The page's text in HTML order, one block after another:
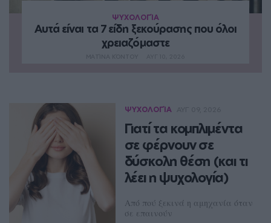
ΨΥΧΟΛΟΓΊΑ
Αυτά είναι τα 7 είδη ξεκούρασης που όλοι
χρειαζόμαστε
ΨΥΧΟΛΟΓΊΑ
Γιατί τα κομπλιμέντα
σε φέρνουν σε
δύσκολη θέση (και τι
λέει η ψυχολογία)
Από πού ξεκινά η αμηχανία όταν
σε επαινούν